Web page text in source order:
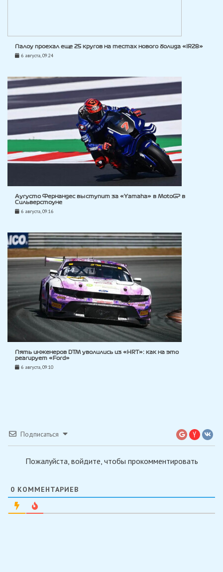
Палоу проехал еще 25 кругов на тестах нового болида «IR28»
6 августа, 09:24
Аугусто Фернандес выступит за «Yamaha» в MotoGP в
Сильверстоуне
6 августа, 09:16
Пять инженеров DTM уволились из «HRT»: как на это
реагирует «Ford»
6 августа, 09:10
Подписаться
Пожалуйста, войдите, чтобы прокомментировать
0 КОММЕНТАРИЕВ